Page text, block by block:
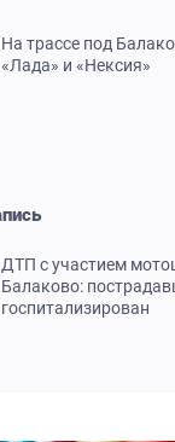
На трассе под
«Лада» и «Нексия»
ДТП с участием
Балаково:
госпитализирован